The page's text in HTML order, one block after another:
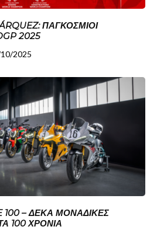
ΠΑΓΚΌΣΜΙΟΙ
2025
2025
100 – ΔΈΚΑ ΜΟΝΑΔΙΚΈΣ
100 ΧΡΌΝΙΑ